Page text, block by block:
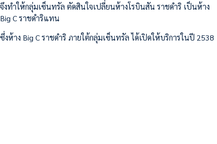
จึงทำให้กลุ่มเซ็นทรัล ตัดสินใจเปลี่ยนห้างโรบินสัน ราชดำริ เป็นห้าง
Big C ราชดำริแทน
ซึ่งห้าง Big C ราชดำริ ภายใต้กลุ่มเซ็นทรัล ได้เปิดให้บริการในปี 2538